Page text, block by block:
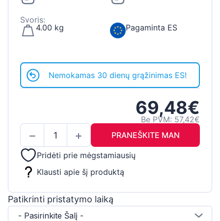
Svoris:
4.00 kg
Pagaminta ES
Nemokamas 30 dienų grąžinimas ES!
69,48€
Be PVM: 57,42€
PRANEŠKITE MAN
Pridėti prie mėgstamiausių
Klausti apie šį produktą
Patikrinti pristatymo laiką
- Pasirinkite Šalį -